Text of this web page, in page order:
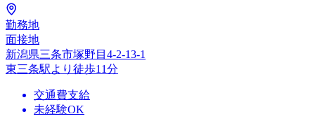
勤務地
面接地
新潟県三条市塚野目4-2-13-1
東三条駅より徒歩11分
交通費支給
未経験OK